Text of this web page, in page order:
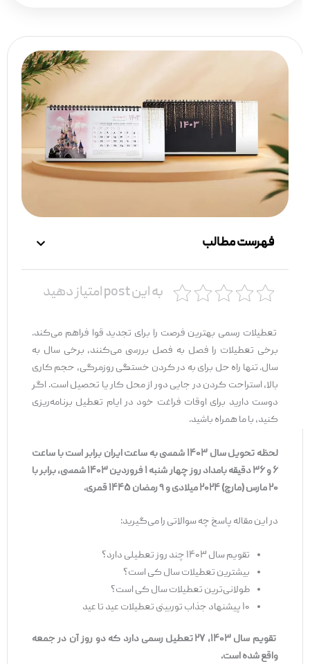
فهرست مطالب
به این post امتیاز دهید
تعطیلات رسمی بهترین فرصت را برای تجدید قوا فراهم می‌کند.
برخی تعطیلات را فصل به فصل بررسی می‌کنند، برخی سال به
سال. تنها راه حل برای به در کردن خستگی روزمرگی، حجم کاری
بالا، استراحت کردن در جایی دور از محل کار یا تحصیل است. اگر
دوست دارید برای اوقات فراغت خود در ایام تعطیل برنامه‌ریزی
کنید، با ما همراه باشید.
لحظه تحویل سال ۱۴۰۳ شمسی به ساعت ایران برابر است با ساعت
۶ و ۳۶ دقیقه بامداد روز چهار شنبه ۱ فروردین ۱۴۰۳ شمسی، برابر با
۲۰ مارس (مارچ) ۲۰۲۴ میلادی و ۹ رمضان ۱۴۴۵ قمری.
در این مقاله پاسخ چه سوالاتی را می‌گیرید:
تقویم سال ۱۴۰۳ چند روز تعطیلی دارد؟
بیشترین تعطیلات سال کی است؟
طولانی‌ترین تعطیلات سال کی است؟
تقویم سال ۱۴۰۳، ۲۷ تعطیل رسمی دارد که دو روز آن در جمعه
واقع شده است.